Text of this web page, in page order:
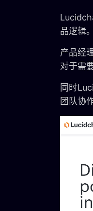
品逻辑
产品经
对于需
同时
团队协